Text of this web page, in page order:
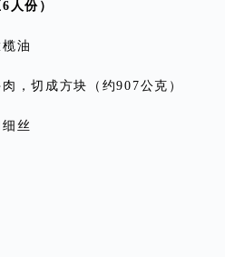
人份）
油
切成方块（约907公克）
丝